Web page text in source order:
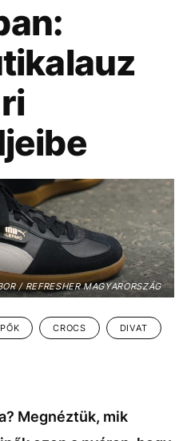
DESIGN
ARCOK
TÖRTÉNETEK
/ REFRESHER MAGYARORSZÁG
CROCS DIVAT
Megnéztük, mik